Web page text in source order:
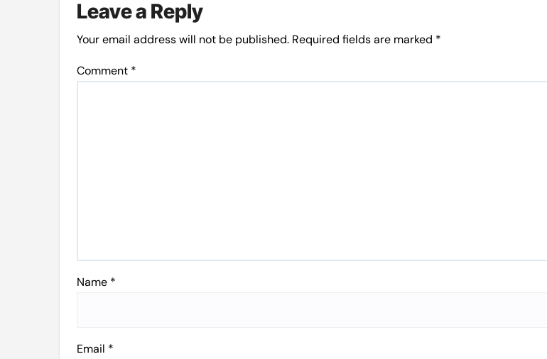
Leave a Reply
Your email address will not be published. Required fields are marked *
Comment *
Name *
Email *